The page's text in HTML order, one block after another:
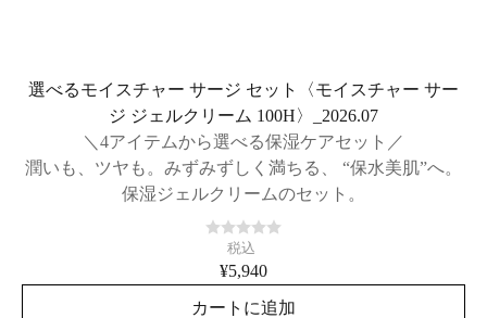
選べるモイスチャー サージ セット〈モイスチャー サー
ジ ジェルクリーム 100H〉_2026.07
＼4アイテムから選べる保湿ケアセット／
潤いも、ツヤも。みずみずしく満ちる、 “保水美肌”へ。
保湿ジェルクリームのセット。
税込
¥5,940
カートに追加